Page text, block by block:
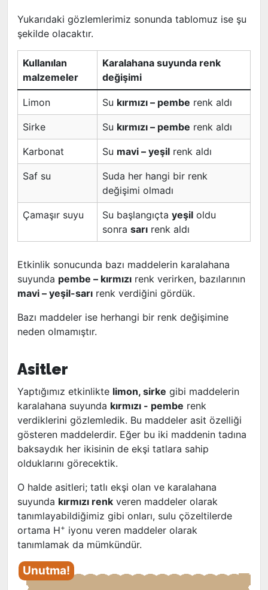
Yukarıdaki gözlemlerimiz sonunda tablomuz ise şu
şekilde olacaktır.
Kullanılan
malzemeler
Karalahana suyunda renk
değişimi
Limon Su kırmızı – pembe renk aldı
Sirke Su kırmızı – pembe renk aldı
Karbonat Su mavi – yeşil renk aldı
Saf su
Suda her hangi bir renk
değişimi olmadı
Çamaşır suyu Su başlangıçta yeşil oldu
sonra sarı renk aldı
Etkinlik sonucunda bazı maddelerin karalahana
suyunda pembe – kırmızı renk verirken, bazılarının
mavi – yeşil-sarı renk verdiğini gördük.
Bazı maddeler ise herhangi bir renk değişimine
neden olmamıştır.
Asitler
Yaptığımız etkinlikte limon, sirke gibi maddelerin
karalahana suyunda kırmızı - pembe renk
verdiklerini gözlemledik. Bu maddeler asit özelliği
gösteren maddelerdir. Eğer bu iki maddenin tadına
baksaydık her ikisinin de ekşi tatlara sahip
olduklarını görecektik.
O halde asitleri; tatlı ekşi olan ve karalahana
suyunda kırmızı renk veren maddeler olarak
tanımlayabildiğimiz gibi onları, sulu çözeltilerde
ortama H+ iyonu veren maddeler olarak
tanımlamak da mümkündür.